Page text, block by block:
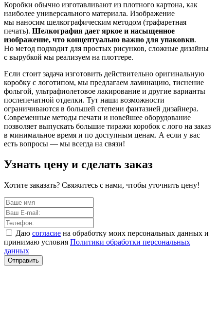
Коробки обычно изготавливают из плотного картона, как
наиболее универсального материала. Изображение
мы наносим шелкографическим методом (трафаретная
печать). Шелкография дает яркое и насыщенное
изображение, что концептуально важно для упаковки.
Но метод подходит для простых рисунков, сложные дизайны
с вырубкой мы реализуем на плоттере.
Если стоит задача изготовить действительно оригинальную
коробку с логотипом, мы предлагаем ламинацию, тиснение
фольгой, ультрафиолетовое лакирование и другие варианты
послепечатной отделки. Тут наши возможности
ограничиваются в большей степени фантазией дизайнера.
Современные методы печати и новейшее оборудование
позволяет выпускать большие тиражи коробок с лого на заказ
в минимальное время и по доступным ценам. А если у вас
есть вопросы — мы всегда на связи!
Узнать цену и сделать заказ
Хотите заказать? Свяжитесь с нами, чтобы уточнить цену!
Даю согласие на обработку моих персональных данных и
принимаю условия Политики обработки персональных
данных
Отправить